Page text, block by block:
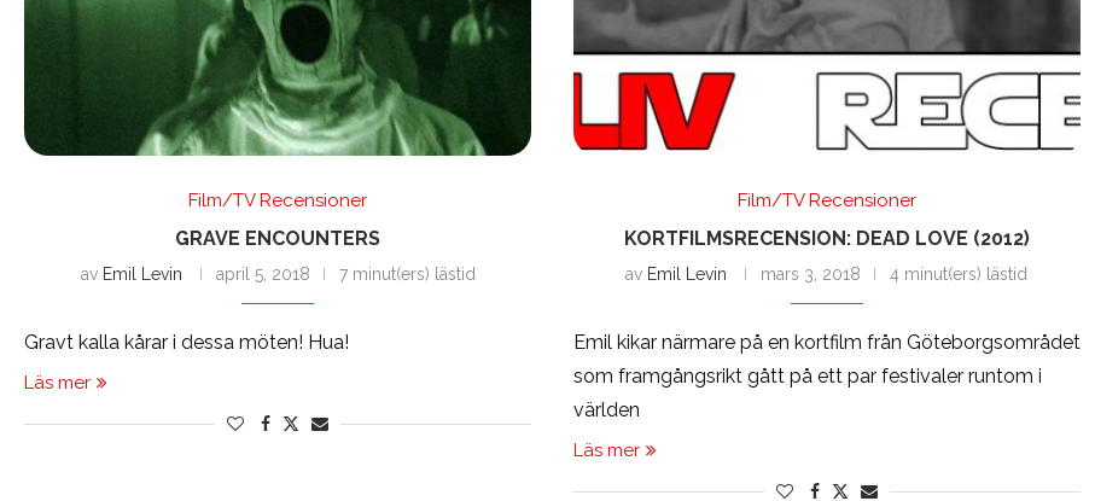
Film/TV Recensioner
GRAVE ENCOUNTERS
av Emil Levin april 5, 2018 7 minut(ers) lästid
Gravt kalla kårar i dessa möten! Hua!
Läs mer
Film/TV Recensioner
KORTFILMSRECENSION: DEAD LOVE (2012)
av Emil Levin mars 3, 2018 4 minut(ers) lästid
Emil kikar närmare på en kortfilm från Göteborgsområdet
som framgångsrikt gått på ett par festivaler runtom i
världen
Läs mer